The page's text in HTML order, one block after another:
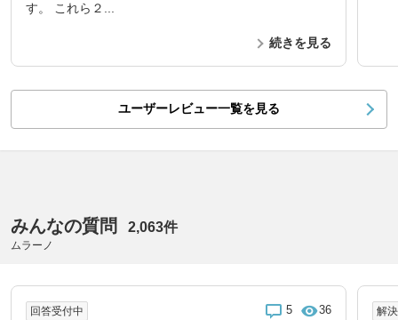
す。 これら２...
続きを見る
ユーザーレビュー一覧を見る
みんなの質問 2,063件
ムラーノ
回答受付中 5 36 解